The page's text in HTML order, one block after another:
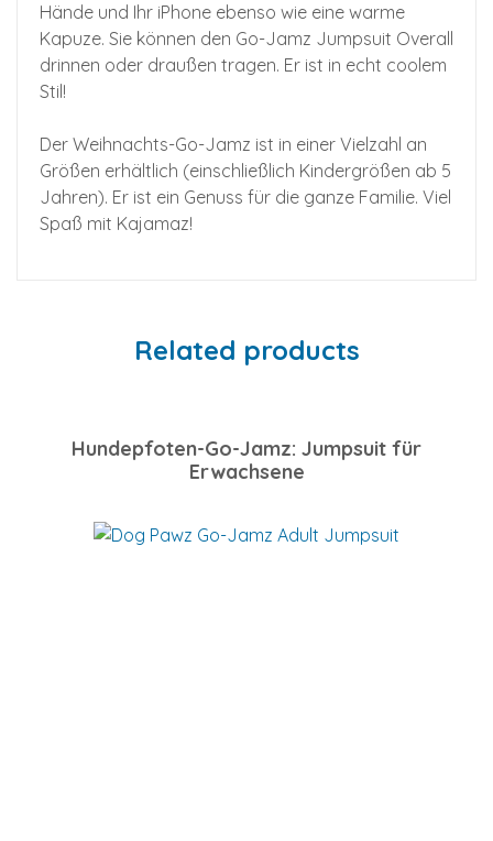
Hände und Ihr iPhone ebenso wie eine warme
Kapuze. Sie können den Go-Jamz Jumpsuit Overall
drinnen oder draußen tragen. Er ist in echt coolem
Stil!
Der Weihnachts-Go-Jamz ist in einer Vielzahl an
Größen erhältlich (einschließlich Kindergrößen ab 5
Jahren). Er ist ein Genuss für die ganze Familie. Viel
Spaß mit Kajamaz!
Related products
Hundepfoten-Go-Jamz: Jumpsuit für
Erwachsene